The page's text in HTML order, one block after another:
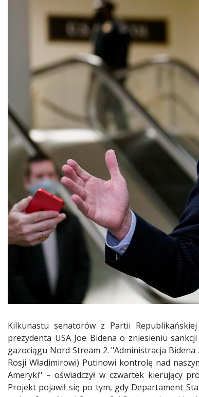
Kilkunastu senatorów z Partii
prezydenta USA Joe Bidena o zniesieniu
gazociągu Nord Stream 2. "Administracja
Rosji Władimirowi) Putinowi kontrolę nad
Ameryki" – oświadczył w czwartek kierujący
Projekt pojawił się po tym, gdy Departament